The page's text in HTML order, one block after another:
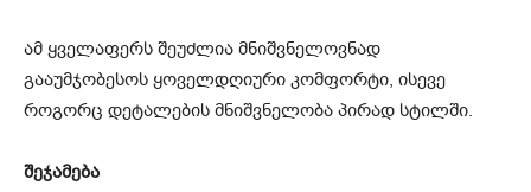
ამ ყველაფერს შეუძლია მნიშვნელოვნად
გააუმჯობესოს ყოველდღიური კომფორტი, ისევე
როგორც დეტალების მნიშვნელობა პირად სტილში.
შეჯამება